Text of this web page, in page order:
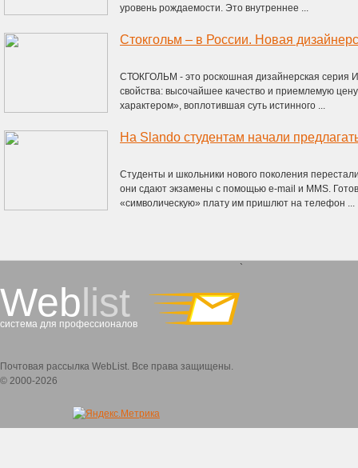
уровень рождаемости. Это внутреннее ...
Стокгольм – в России. Новая
СТОКГОЛЬМ - это роскошная дизайнерская серия
свойства: высочайшее качество и приемлемую
характером», воплотившая суть истинного ...
Студенты и школьники нового поколения
они сдают экзамены с помощью e-mail и MMS.
«символическую» плату им пришлют на телефон ...
Weblist
система для профессионалов
`
Почтовая рассылка WebList. Все права защищены.
© 2000-2026